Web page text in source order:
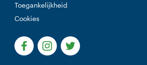
Toegankelijkheid
Cookies
(Deze link gaat naar een externe
(Deze link gaat naar een
(Deze link gaat